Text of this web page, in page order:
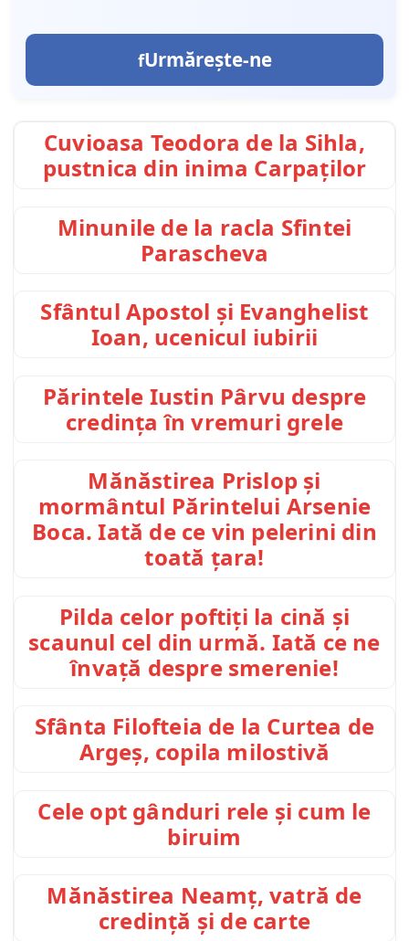
Urmărește-ne
Cuvioasa Teodora de la Sihla,
pustnica din inima Carpaților
Minunile de la racla Sfintei
Parascheva
Sfântul Apostol și Evanghelist
Ioan, ucenicul iubirii
Părintele Iustin Pârvu despre
credința în vremuri grele
Mănăstirea Prislop și
mormântul Părintelui Arsenie
Boca. Iată de ce vin pelerini din
toată țara!
Pilda celor poftiți la cină și
scaunul cel din urmă. Iată ce ne
învață despre smerenie!
Sfânta Filofteia de la Curtea de
Argeș, copila milostivă
Cele opt gânduri rele și cum le
biruim
Mănăstirea Neamț, vatră de
credință și de carte